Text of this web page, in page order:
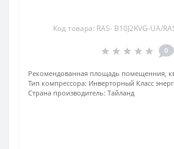
Код товара: RAS- B10J2KVG-UA/
0
Рекомендованная площадь помещенния,
Тип компрессора: Инверторный Класс
Страна производитель: Тайланд